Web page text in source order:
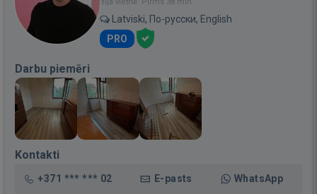
Latviski, По-русски, English
PRO
Darbu piemēri
Kontakti
+371 *** *** 02 E-pasts WhatsApp